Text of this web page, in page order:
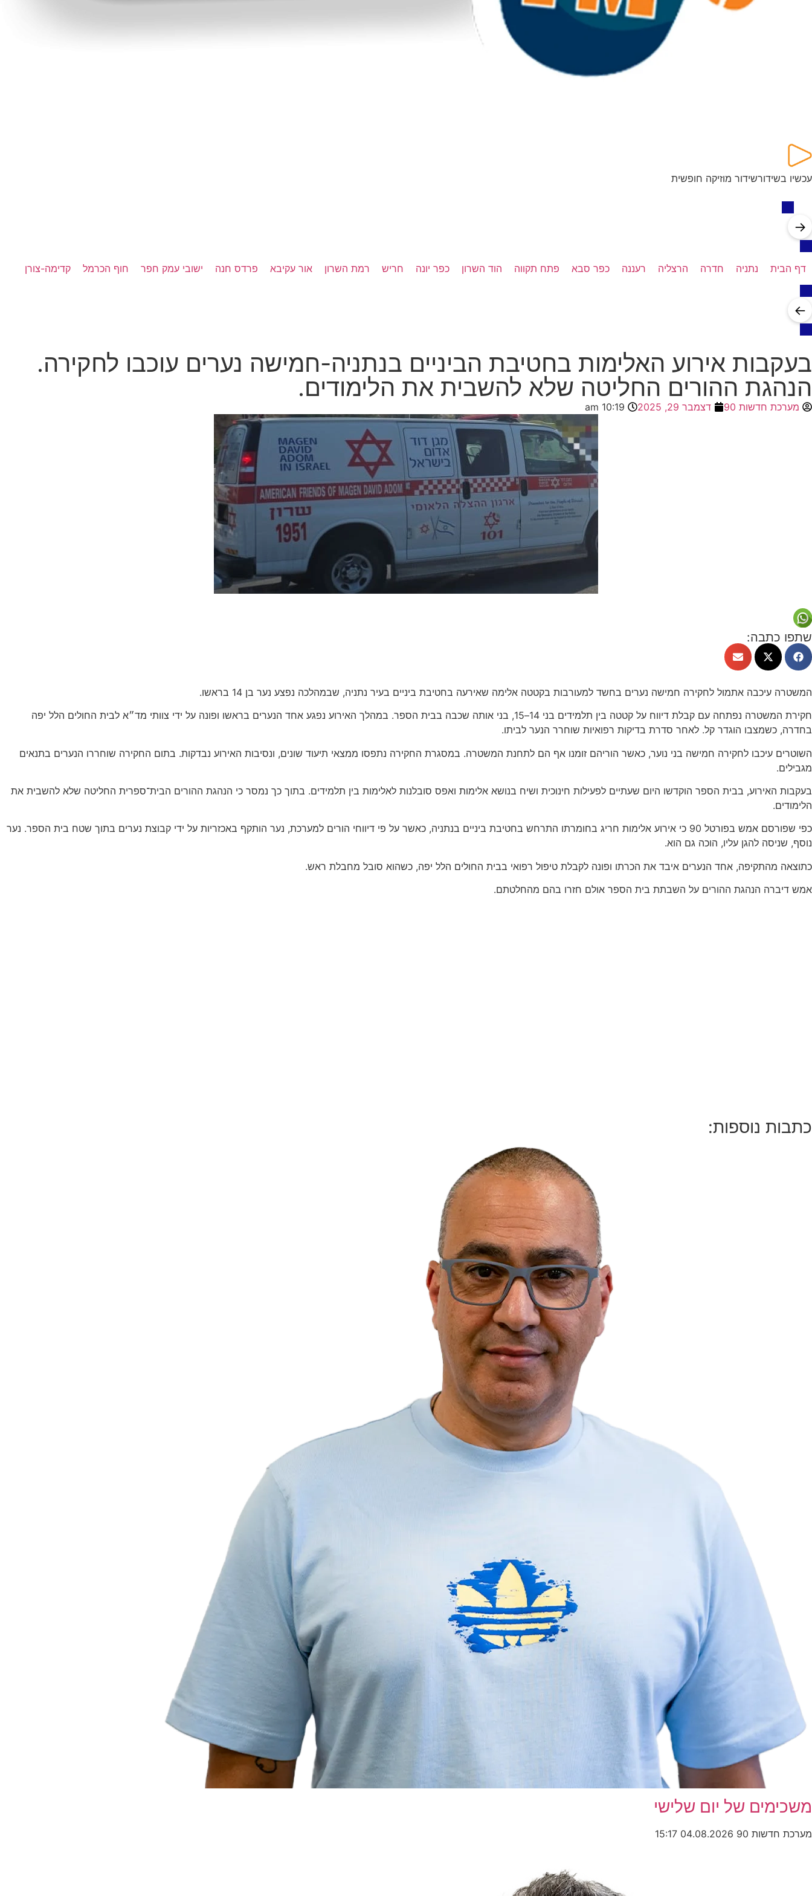
עכשיו בשידורשידור מוזיקה חופשית
→
דף הבית נתניה חדרה הרצליה רעננה כפר סבא פתח תקווה הוד השרון כפר יונה חריש רמת השרון אור עקיבא פרדס חנה ישובי עמק חפר חוף הכרמל קדימה-צורן
←
בעקבות אירוע האלימות בחטיבת הביניים בנתניה-חמישה נערים עוכבו לחקירה.
הנהגת ההורים החליטה שלא להשבית את הלימודים.
מערכת חדשות 90 דצמבר 29, 2025 10:19 am
שתפו כתבה:
המשטרה עיכבה אתמול לחקירה חמישה נערים בחשד למעורבות בקטטה אלימה שאירעה בחטיבת ביניים בעיר נתניה, שבמהלכה נפצע נער בן 14 בראשו.
חקירת המשטרה נפתחה עם קבלת דיווח על קטטה בין תלמידים בני 14–15, בני אותה שכבה בבית הספר. במהלך האירוע נפגע אחד הנערים בראשו ופונה על ידי צוותי מד״א לבית החולים הלל יפה
בחדרה, כשמצבו הוגדר קל. לאחר סדרת בדיקות רפואיות שוחרר הנער לביתו.
השוטרים עיכבו לחקירה חמישה בני נוער, כאשר הוריהם זומנו אף הם לתחנת המשטרה. במסגרת החקירה נתפסו ממצאי תיעוד שונים, ונסיבות האירוע נבדקות. בתום החקירה שוחררו הנערים בתנאים
מגבילים.
בעקבות האירוע, בבית הספר הוקדשו היום שעתיים לפעילות חינוכית ושיח בנושא אלימות ואפס סובלנות לאלימות בין תלמידים. בתוך כך נמסר כי הנהגת ההורים הבית־ספרית החליטה שלא להשבית את
הלימודים.
כפי שפורסם אמש בפורטל 90 כי אירוע אלימות חריג בחומרתו התרחש בחטיבת ביניים בנתניה, כאשר על פי דיווחי הורים למערכת, נער הותקף באכזריות על ידי קבוצת נערים בתוך שטח בית הספר. נער
נוסף, שניסה להגן עליו, הוכה גם הוא.
כתוצאה מהתקיפה, אחד הנערים איבד את הכרתו ופונה לקבלת טיפול רפואי בבית החולים הלל יפה, כשהוא סובל מחבלת ראש.
אמש דיברה הנהגת ההורים על השבתת בית הספר אולם חזרו בהם מהחלטתם.
כתבות נוספות:
משכימים של יום שלישי
מערכת חדשות 90 04.08.2026
15:17